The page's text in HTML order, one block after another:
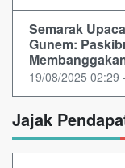
Semarak
Gunem:
19/08/2025 02:29
Jajak